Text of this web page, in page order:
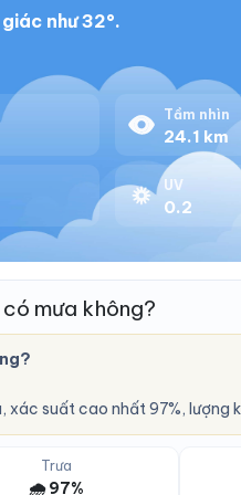
như 32°.
Tầm nhìn
24.1 km
UV
0.2
mưa không?
xác suất cao nhất 97%, lượng
Trưa
🌧️ 97%